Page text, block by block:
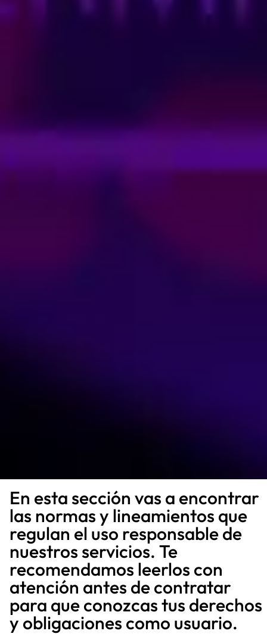
En esta sección vas a encontrar
las normas y lineamientos que
regulan el uso responsable de
nuestros servicios. Te
recomendamos leerlos con
atención antes de contratar
para que conozcas tus derechos
y obligaciones como usuario.